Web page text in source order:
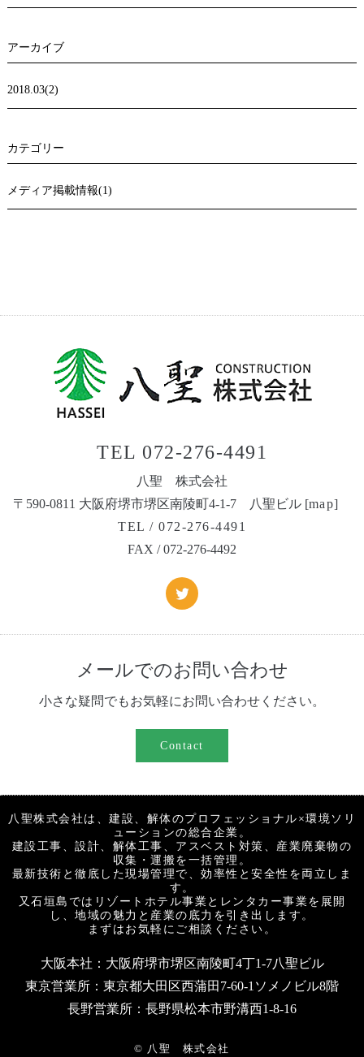
アーカイブ
2018.03(2)
カテゴリー
メディア掲載情報(1)
TEL 072-276-4491
八聖 株式会社
〒590-0811 大阪府堺市堺区南陵町4-1-7 八聖ビル [map]
TEL / 072-276-4491
FAX / 072-276-4492
メールでのお問い合わせ
小さな疑問でもお気軽にお問い合わせください。
Contact
八聖株式会社は、建設、解体のプロフェッショナル×環境ソリ
ューションの総合企業。
建設工事、設計、解体工事、アスベスト対策、産業廃棄物の
収集・運搬を一括管理。
最新技術と徹底した現場管理で、効率性と安全性を両立しま
す。
又石垣島ではリゾートホテル事業とレンタカー事業を展開
し、地域の魅力と産業の底力を引き出します。
まずはお気軽にご相談ください。
大阪本社：大阪府堺市堺区南陵町4丁1-7八聖ビル
東京営業所：東京都大田区西蒲田7-60-1ソメノビル8階
長野営業所：長野県松本市野溝西1-8-16
© 八聖 株式会社